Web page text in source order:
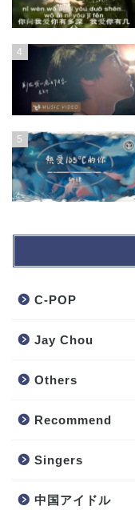
4
5
C-POP
Jay Chou
Others
Recommend
Singers
中国アイドル